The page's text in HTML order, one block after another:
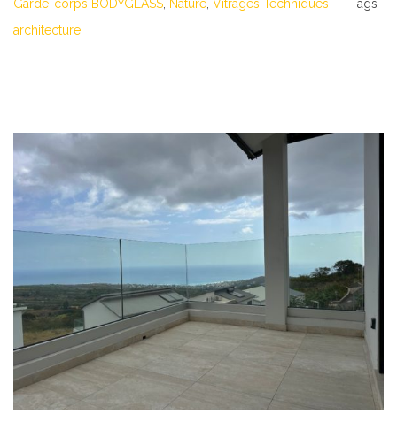
Garde-corps BODYGLASS, Nature, Vitrages Techniques
Tags
architecture